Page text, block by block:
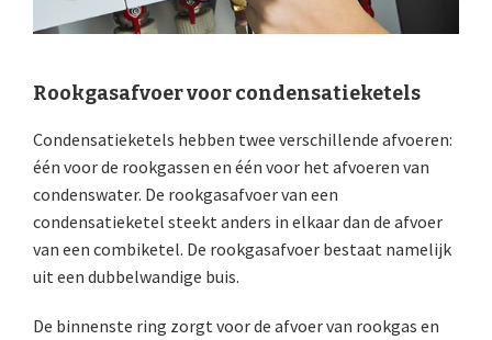
Rookgasafvoer voor condensatieketels
Condensatieketels hebben twee verschillende afvoeren:
één voor de rookgassen en één voor het afvoeren van
condenswater. De rookgasafvoer van een
condensatieketel steekt anders in elkaar dan de afvoer
van een combiketel. De rookgasafvoer bestaat namelijk
uit een dubbelwandige buis.
De binnenste ring zorgt voor de afvoer van rookgas en